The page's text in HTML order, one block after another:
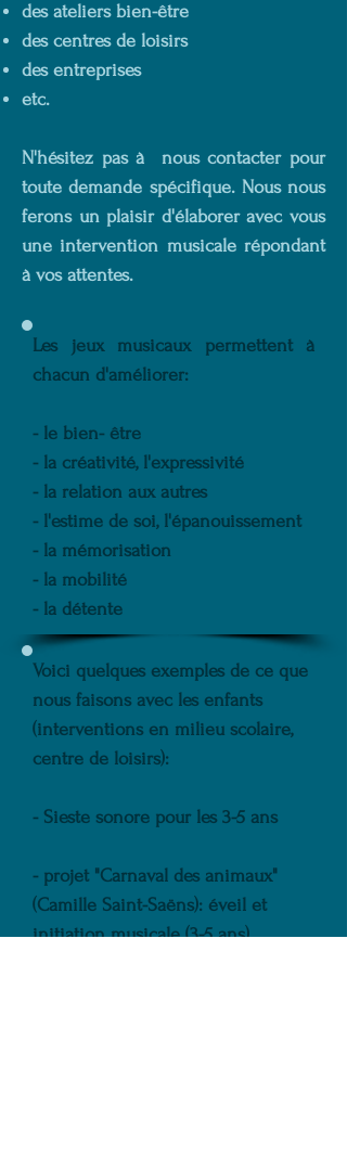
des ateliers bien-être
des centres de loisirs
des entreprises
etc.
N'hésitez pas à nous contacterpour
toute demande spécifique. Nous nous
ferons un plaisir d'élaborer avec vous
une intervention musicale répondant
à vos attentes.
Les jeux musicaux permettent à
chacun d'améliorer:
- le bien- être
- la créativité, l'expressivité
- la relation aux autres
- l'estime de soi, l'épanouissement
- la mémorisation
- la mobilité
- la détente
Voici quelques exemples de ce que
nous faisons avec les enfants
(interventions en milieu scolaire,
centre de loisirs):
- Sieste sonore pour les 3-5 ans
- projet "Carnaval des animaux"
(Camille Saint-Saëns): éveil et
initiation musicale (3-5 ans)